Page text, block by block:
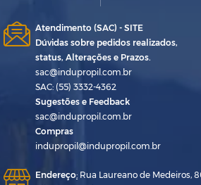
Atendimento (SAC) - SITE
Dúvidas sobre pedidos realizados,
status, Alterações e Prazos.
sac@indupropil.com.br
SAC: (55) 3332-4362
Sugestões e Feedback
sac@indupropil.com.br
Compras
indupropil@indupropil.com.br
Endereço: Rua Laureano de Medeiros,